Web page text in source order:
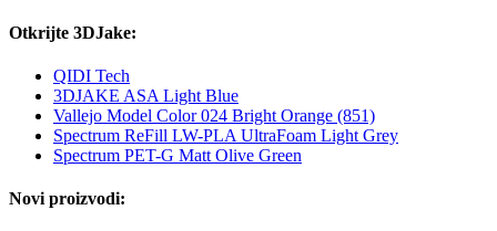
Otkrijte 3DJake:
QIDI Tech
3DJAKE ASA Light Blue
Vallejo Model Color 024 Bright Orange (851)
Spectrum ReFill LW-PLA UltraFoam Light Grey
Spectrum PET-G Matt Olive Green
Novi proizvodi: